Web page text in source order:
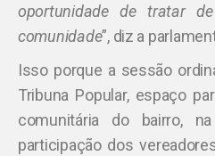
oportunidade de tratar
comunidade”, diz a
Isso porque a sessão
Tribuna Popular, espaço
comunitária do bairro,
participação dos